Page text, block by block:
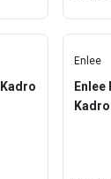
Enlee
Enlee